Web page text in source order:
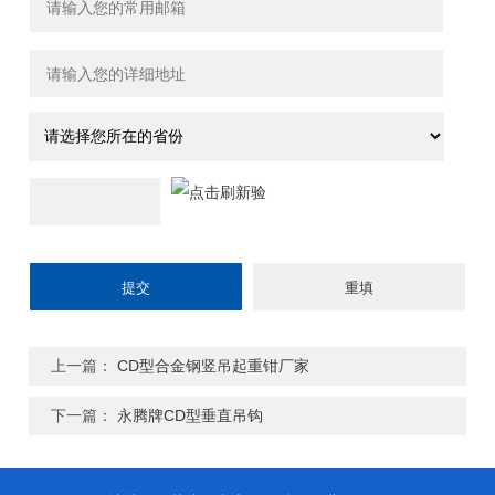
上一篇：CD型合金钢竖吊起重钳厂家
下一篇： 永腾牌CD型垂直吊钩